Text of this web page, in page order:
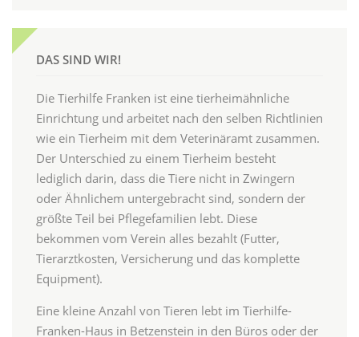
DAS SIND WIR!
Die Tierhilfe Franken ist eine tierheimähnliche
Einrichtung und arbeitet nach den selben Richtlinien
wie ein Tierheim mit dem Veterinäramt zusammen.
Der Unterschied zu einem Tierheim besteht
lediglich darin, dass die Tiere nicht in Zwingern
oder Ähnlichem untergebracht sind, sondern der
größte Teil bei Pflegefamilien lebt. Diese
bekommen vom Verein alles bezahlt (Futter,
Tierarztkosten, Versicherung und das komplette
Equipment).
Eine kleine Anzahl von Tieren lebt im Tierhilfe-
Franken-Haus in Betzenstein in den Büros oder der